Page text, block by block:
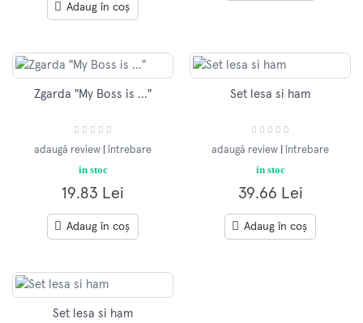
Adaug în coș
Zgarda "My Boss is ..."
adaugă review întrebare
in stoc
19.83 Lei
Adaug în coș
Set lesa si ham
adaugă review întrebare
in stoc
39.66 Lei
Adaug în coș
Set lesa si ham